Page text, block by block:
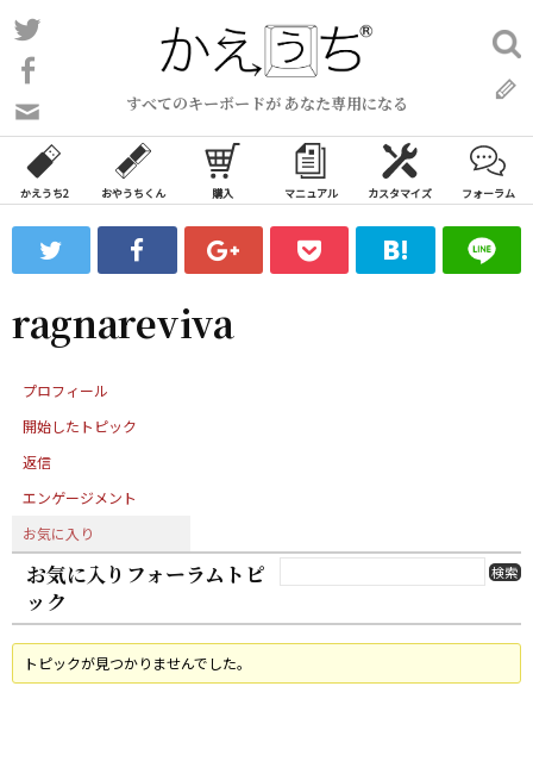
コ
ン
ン
ツ
ス
ッ
すべてのキーボードが あなた専用になる
い
合
わ
フ
ォ
ム
検
索:
かえうち2 おやうちくん 購入 マニュアル カスタマイズ フォーラム
ragnareviva
プロフィール
開始したトピック
返信
エンゲージメント
お気に入り
お気に入りフォーラムトピ
ック
トピックが見つかりませんでした。